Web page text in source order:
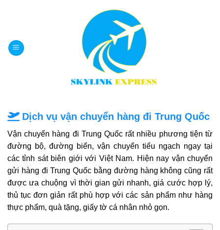
dung
Dịch vụ vận chuyển hàng đi Trung Quốc
Vận chuyển hàng đi Trung Quốc rất nhiều phương tiện từ
đường bộ, đường biển, vận chuyển tiểu ngạch ngay tại
các tỉnh sát biên giới với Việt Nam. Hiện nay vận chuyển
gửi hàng đi Trung Quốc bằng đường hàng không cũng rất
được ưa chuộng vì thời gian gửi nhanh, giá cước hợp lý,
thủ tục đơn giản rất phù hợp với các sản phẩm như hàng
thực phẩm, quà tặng, giấy tờ cá nhân nhỏ gọn.